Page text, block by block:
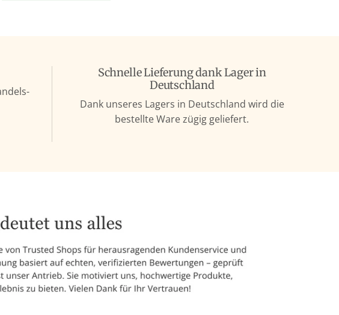
Schnelle Lieferung dank Lager in
Deutschland
Dank unseres Lagers in Deutschland wird die
bestellte Ware zügig geliefert.